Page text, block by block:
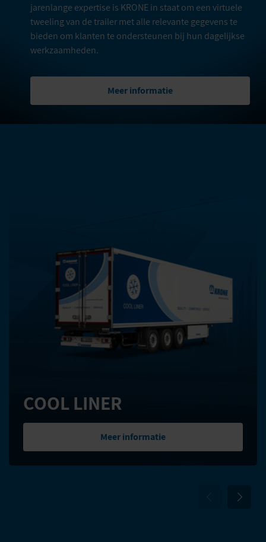
jarenlange expertise is KRONE in staat om een virtuele
tweeling van de trailer met alle relevante gegevens te
bieden om klanten te ondersteunen bij hun dagelijkse
werkzaamheden.
Meer informatie
COOL LINER
Meer informatie